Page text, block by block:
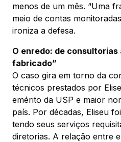
menos de um mês. “Uma
meio de contas
ironiza a defesa.
O enredo: de consultorias
fabricado”
O caso gira em torno da
técnicos prestados por
emérito da USP e maior
país. Por décadas, Eliseu
tendo seus serviços
diretorias. A relação entre